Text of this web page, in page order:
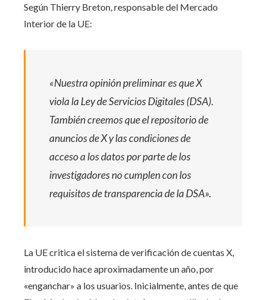
Según Thierry Breton, responsable del Mercado
Interior de la UE:
«Nuestra opinión preliminar es que X
viola la Ley de Servicios Digitales (DSA).
También creemos que el repositorio de
anuncios de X y las condiciones de
acceso a los datos por parte de los
investigadores no cumplen con los
requisitos de transparencia de la DSA».
La UE critica el sistema de verificación de cuentas X,
introducido hace aproximadamente un año, por
«enganchar» a los usuarios. Inicialmente, antes de que